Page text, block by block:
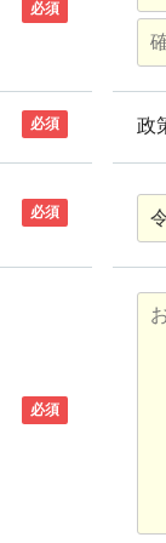
必須
必須 政
必須
必須